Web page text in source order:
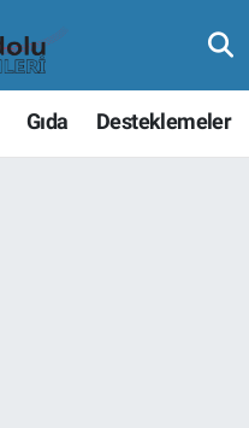
Gıda Desteklemeler